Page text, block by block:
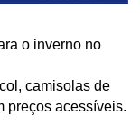
o inverno no
camisolas de
preços acessíveis.